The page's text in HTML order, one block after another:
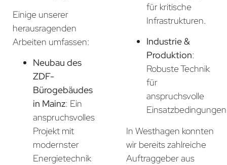
Einige unserer
herausragenden
Arbeiten umfassen:
Neubau des
ZDF-
Bürogebäudes
in Mainz: Ein
anspruchsvolles
Projekt mit
modernster
Energietechnik
für kritische
Infrastrukturen.
Industrie &
Produktion:
Robuste Technik
für
anspruchsvolle
In Westhagen konnten
wir bereits zahlreiche
Auftraggeber aus